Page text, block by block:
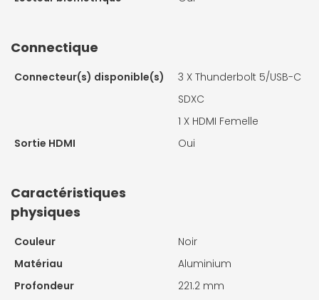
Connectique
Connecteur(s) disponible(s) 3 X Thunderbolt 5/USB-C
SDXC
1 X HDMI Femelle
Sortie HDMI
Oui
Caractéristiques
physiques
Couleur
Noir
Matériau
Aluminium
Profondeur
221.2 mm